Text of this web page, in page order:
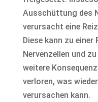
Ausschüttung des
verursacht eine
Diese kann zu
Nervenzellen und
weitere
verloren, was
verursachen kann.